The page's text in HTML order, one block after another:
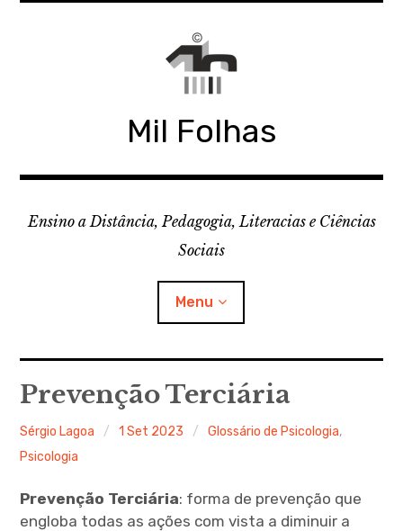
Mil Folhas
Ensino a Distância, Pedagogia, Literacias e Ciências
Sociais
Menu
Ferramentas Digitais
Blog
Glossário de Psicologia
Prevenção Terciária
Sérgio Lagoa 1 Set 2023 Glossário de Psicologia,
Psicologia
Prevenção Terciária: forma de prevenção que
engloba todas as ações com vista a diminuir a